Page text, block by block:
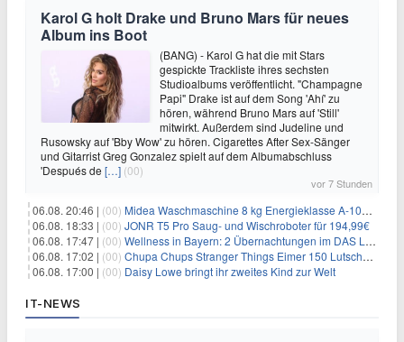
Karol G holt Drake und Bruno Mars für neues
Album ins Boot
(BANG) - Karol G hat die mit Stars
gespickte Trackliste ihres sechsten
Studioalbums veröffentlicht. "Champagne
Papi" Drake ist auf dem Song 'Ahí' zu
hören, während Bruno Mars auf 'Still'
mitwirkt. Außerdem sind Judeline und
Rusowsky auf 'Bby Wow' zu hören. Cigarettes After Sex-Sänger
und Gitarrist Greg Gonzalez spielt auf dem Albumabschluss
'Después de […] (00)
vor 7 Stunden
06.08. 20:46 | (00) Midea Waschmaschine 8 kg Energieklasse A-10% 1400 U/Min für 289,97€
06.08. 18:33 | (00) JONR T5 Pro Saug- und Wischroboter für 194,99€
06.08. 17:47 | (00) Wellness in Bayern: 2 Übernachtungen im DAS LUDWIG Sports Resort inkl. HP + Wellness ab 174€ p.P.
06.08. 17:02 | (00) Chupa Chups Stranger Things Eimer 150 Lutscher für 21,95€
06.08. 17:00 | (00) Daisy Lowe bringt ihr zweites Kind zur Welt
IT-NEWS